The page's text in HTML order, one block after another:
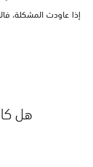
إذا عاودت المشكلة،
هل